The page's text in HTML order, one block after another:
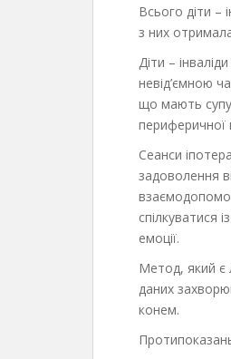
Всього діти –
з них
Діти –
невід’ємною
що мають
периферичної
Сеанси
задоволення
спілкуватися
емоції.
Метод, який є
даних
конем.